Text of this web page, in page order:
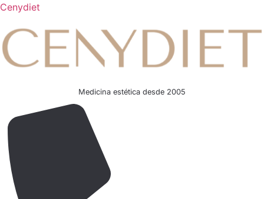
Cenydiet
Medicina estética desde 2005